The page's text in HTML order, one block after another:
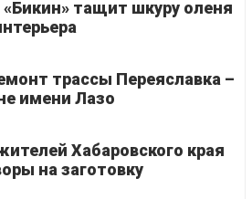
«Бикин» тащит шкуру оленя
трассы Переяславка –
имени Лазо
Хабаровского края
на заготовку